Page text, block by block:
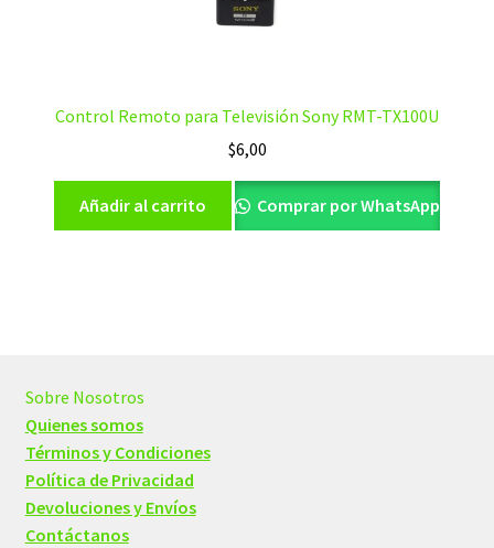
Control Remoto para Televisión Sony RMT-TX100U
$6,00
Añadir al carrito Comprar por WhatsApp
Sobre Nosotros
Quienes somos
Términos y Condiciones
Política de Privacidad
Devoluciones y Envíos
Contáctanos